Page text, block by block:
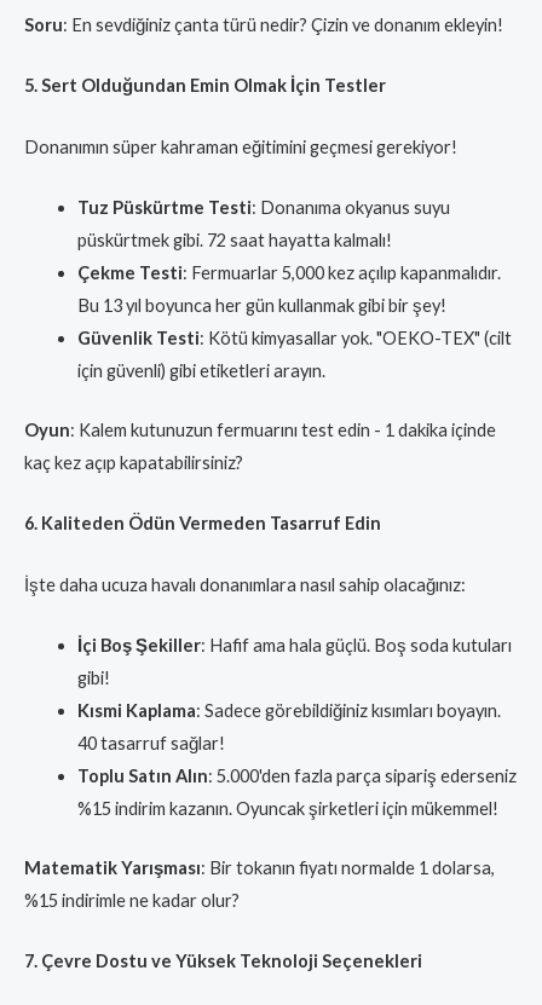
Soru: En sevdiğiniz çanta türü nedir? Çizin ve donanım ekleyin!
5. Sert Olduğundan Emin Olmak İçin Testler
Donanımın süper kahraman eğitimini geçmesi gerekiyor!
Tuz Püskürtme Testi: Donanıma okyanus suyu
püskürtmek gibi. 72 saat hayatta kalmalı!
Çekme Testi: Fermuarlar 5,000 kez açılıp kapanmalıdır.
Bu 13 yıl boyunca her gün kullanmak gibi bir şey!
Güvenlik Testi: Kötü kimyasallar yok. "OEKO-TEX" (cilt
için güvenli) gibi etiketleri arayın.
Oyun: Kalem kutunuzun fermuarını test edin - 1 dakika içinde
kaç kez açıp kapatabilirsiniz?
6. Kaliteden Ödün Vermeden Tasarruf Edin
İşte daha ucuza havalı donanımlara nasıl sahip olacağınız:
İçi Boş Şekiller: Hafif ama hala güçlü. Boş soda kutuları
gibi!
Kısmi Kaplama: Sadece görebildiğiniz kısımları boyayın.
40 tasarruf sağlar!
Toplu Satın Alın: 5.000'den fazla parça sipariş ederseniz
%15 indirim kazanın. Oyuncak şirketleri için mükemmel!
Matematik Yarışması: Bir tokanın fiyatı normalde 1 dolarsa,
%15 indirimle ne kadar olur?
7. Çevre Dostu ve Yüksek Teknoloji Seçenekleri